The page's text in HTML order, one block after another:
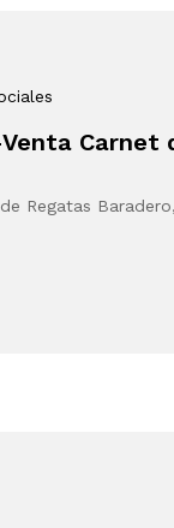
Regatas